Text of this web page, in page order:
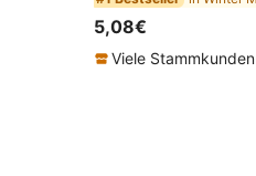
5,08€
Viele Stammkunden